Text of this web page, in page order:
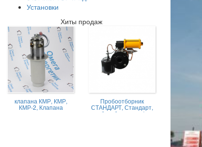
Установки
Хиты продаж
клапана КМР, КМР,
КМР-2, Клапана
магниторегулируемые
Пробоотборник
СТАНДАРТ, Стандарт,
пробоотборник нефти,